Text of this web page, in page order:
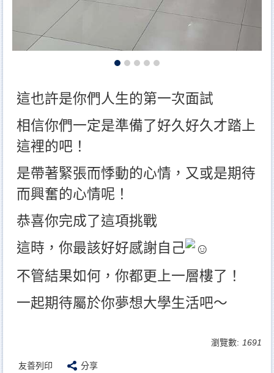
這也許是你們人生的第一次面試
相信你們一定是準備了好久好久才踏上
這裡的吧！
是帶著緊張而悸動的心情，又或是期待
而興奮的心情呢！
恭喜你完成了這項挑戰
這時，你最該好好感謝自己
不管結果如何，你都更上一層樓了！
一起期待屬於你夢想大學生活吧～
瀏覽數: 1691
友善列印 分享